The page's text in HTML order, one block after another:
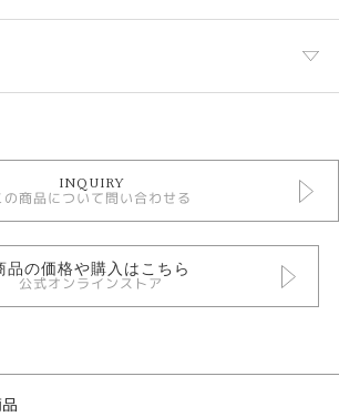
ring
ンドサトルリング
、遊び心のあるデザインです。
INQUIRY
の商品について問い合わせる
品の価格や購入はこちら
公式オンラインストア